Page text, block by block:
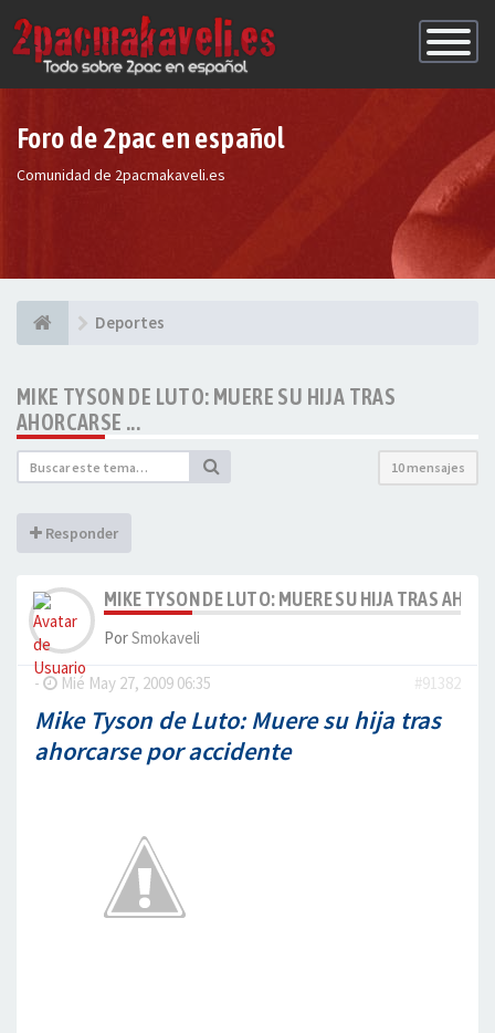
de
Foro de 2pac en español
Comunidad de 2pacmakaveli.es
Deportes
MIKE TYSON DE LUTO: MUERE SU HIJA TRAS
AHORCARSE ...
10 mensajes
Responder
MIKE TYSON DE LUTO: MUERE SU HIJA TRAS
PorSmokaveli
- Mié May 27, 2009 06:35 #91382
Mike Tyson de Luto: Muere su hija tras
ahorcarse por accidente